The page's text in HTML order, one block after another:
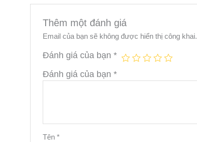
Thêm một đánh giá
Email của bạn sẽ không được hiển thị công khai.
Đánh giá của bạn*
Đánh giá của bạn*
Tên*